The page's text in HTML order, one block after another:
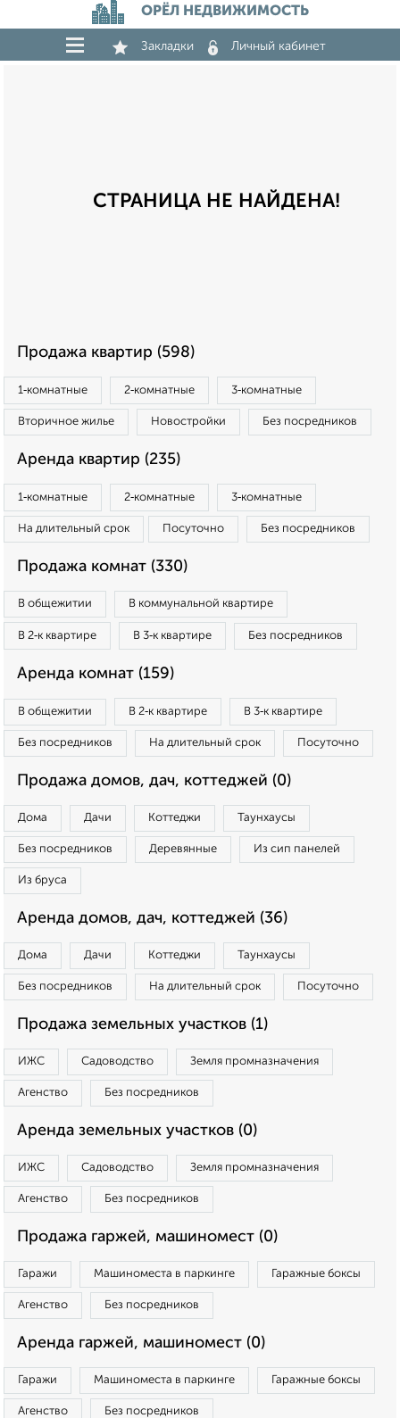
ОРЁЛ НЕДВИЖИМОСТЬ
Закладки Личный кабинет
СТРАНИЦА НЕ НАЙДЕНА!
Продажа квартир (598)
1‑комнатные 2‑комнатные 3‑комнатные
Вторичное жилье Новостройки Без посредников
Аренда квартир (235)
1‑комнатные 2‑комнатные 3‑комнатные
На длительный срок Посуточно Без посредников
Продажа комнат (330)
В общежитии В коммунальной квартире
В 2‑к квартире В 3‑к квартире Без посредников
Аренда комнат (159)
В общежитии В 2‑к квартире В 3‑к квартире
Без посредников На длительный срок Посуточно
Продажа домов, дач, коттеджей (0)
Дома Дачи Коттеджи Таунхаусы
Без посредников Деревянные Из сип панелей
Из бруса
Аренда домов, дач, коттеджей (36)
Дома Дачи Коттеджи Таунхаусы
Без посредников На длительный срок Посуточно
Продажа земельных участков (1)
ИЖС Садоводство Земля промназначения
Агенство Без посредников
Аренда земельных участков (0)
ИЖС Садоводство Земля промназначения
Агенство Без посредников
Продажа гаржей, машиномест (0)
Гаражи Машиноместа в паркинге Гаражные боксы
Агенство Без посредников
Аренда гаржей, машиномест (0)
Гаражи Машиноместа в паркинге Гаражные боксы
Агенство Без посредников